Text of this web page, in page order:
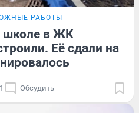
РАБОТЫ
школе в ЖК
Её сдали на
Обсудить